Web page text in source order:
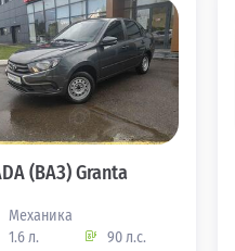
(ВАЗ) Granta
Механика
1.6 л.
90 л.с.